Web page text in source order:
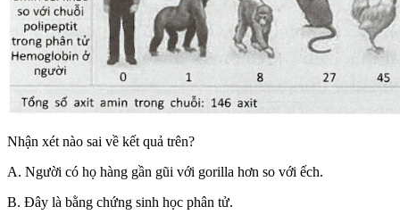
Nhận xét nào sai về kết quả trên?
A. Người có họ hàng gần gũi với gorilla hơn so với ếch.
B. Đây là bằng chứng sinh học phân tử.